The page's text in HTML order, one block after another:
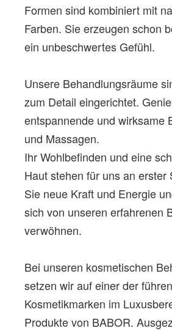
Formen sind kombiniert mit
Farben. Sie erzeugen schon
ein unbeschwertes Gefühl.
Unsere Behandlungsräume
zum Detail eingerichtet.
entspannende und wirksame
und Massagen.
Ihr Wohlbefinden und eine
Haut stehen für uns an erster
Sie neue Kraft und Energie
sich von unseren erfahrenen
verwöhnen.
Bei unseren kosmetischen
setzen wir auf einer der
Kosmetikmarken im
Produkte von BABOR.